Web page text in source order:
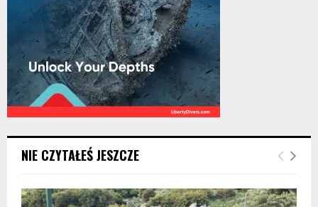
NIE CZYTAŁEŚ JESZCZE